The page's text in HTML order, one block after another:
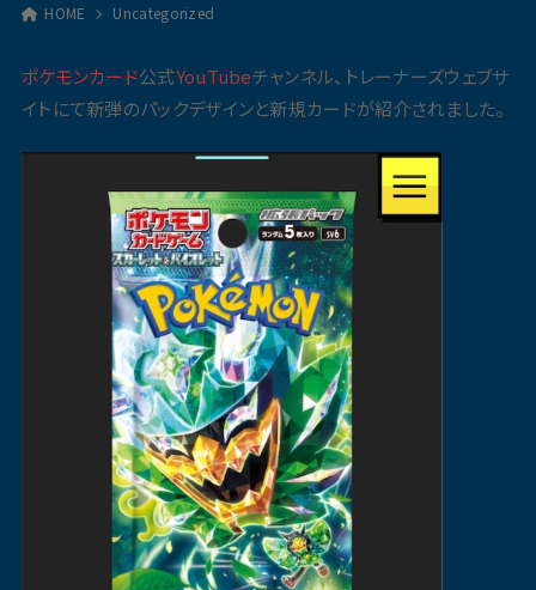
HOME Uncategorized
ポケモンカード公式YouTubeチャンネル、トレーナーズウェブサ
イトにて新弾のパックデザインと新規カードが紹介されました。